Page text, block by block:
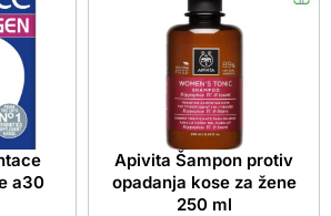
a30
Apivita Šampon protiv
opadanja kose za žene
250 ml